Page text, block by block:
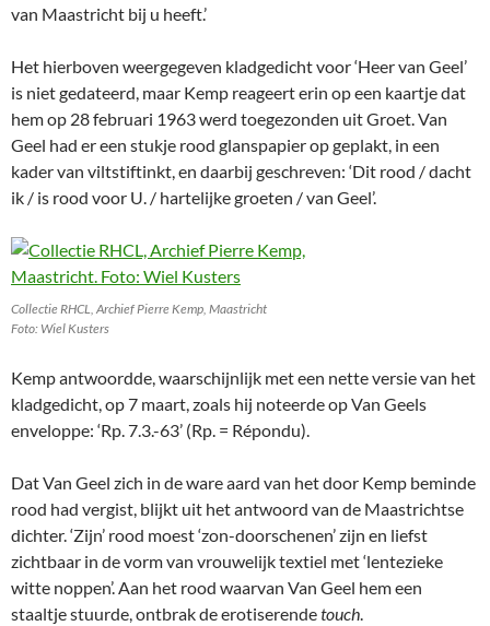
van Maastricht bij u heeft.’
Het hierboven weergegeven kladgedicht voor ‘Heer van Geel’
is niet gedateerd, maar Kemp reageert erin op een kaartje dat
hem op 28 februari 1963 werd toegezonden uit Groet. Van
Geel had er een stukje rood glanspapier op geplakt, in een
kader van viltstiftinkt, en daarbij geschreven: ‘Dit rood / dacht
ik / is rood voor U. / hartelijke groeten / van Geel’.
Collectie RHCL, Archief Pierre Kemp, Maastricht
Foto: Wiel Kusters
Kemp antwoordde, waarschijnlijk met een nette versie van het
kladgedicht, op 7 maart, zoals hij noteerde op Van Geels
enveloppe: ‘Rp. 7.3.-63’ (Rp. = Répondu).
Dat Van Geel zich in de ware aard van het door Kemp beminde
rood had vergist, blijkt uit het antwoord van de Maastrichtse
dichter. ‘Zijn’ rood moest ‘zon-doorschenen’ zijn en liefst
zichtbaar in de vorm van vrouwelijk textiel met ‘lentezieke
witte noppen’. Aan het rood waarvan Van Geel hem een
staaltje stuurde, ontbrak de erotiserendetouch.